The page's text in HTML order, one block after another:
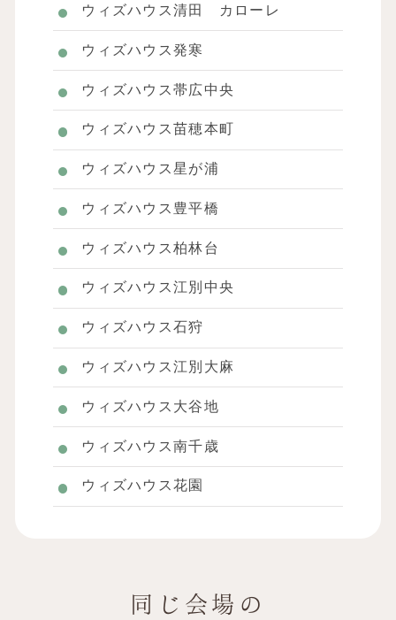
ウィズハウス清田 カローレ
ウィズハウス発寒
ウィズハウス帯広中央
ウィズハウス苗穂本町
ウィズハウス星が浦
ウィズハウス豊平橋
ウィズハウス柏林台
ウィズハウス江別中央
ウィズハウス石狩
ウィズハウス江別大麻
ウィズハウス大谷地
ウィズハウス南千歳
ウィズハウス花園
同じ会場の